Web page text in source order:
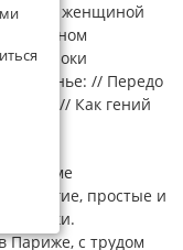
женщиной
с законом
строки
// Передо
// Как гений
в форме
другие, простые и
строки.
Париже, с трудом